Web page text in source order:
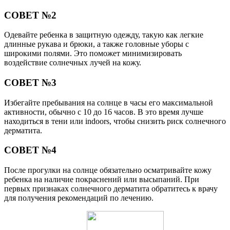
СОВЕТ №2
Одевайте ребенка в защитную одежду, такую как легкие
длинные рукава и брюки, а также головные уборы с
широкими полями. Это поможет минимизировать
воздействие солнечных лучей на кожу.
СОВЕТ №3
Избегайте пребывания на солнце в часы его максимальной
активности, обычно с 10 до 16 часов. В это время лучше
находиться в тени или indoors, чтобы снизить риск солнечного
дерматита.
СОВЕТ №4
После прогулки на солнце обязательно осматривайте кожу
ребенка на наличие покраснений или высыпаний. При
первых признаках солнечного дерматита обратитесь к врачу
для получения рекомендаций по лечению.